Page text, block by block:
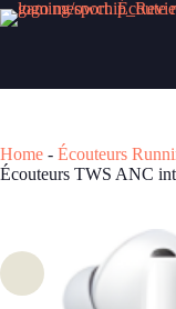
Passer
au
Home - Écouteurs
Écouteurs TWS ANC